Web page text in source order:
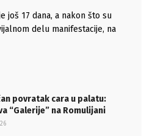
još 17 dana, a nakon što su
delu manifestacije, na
povratak cara u palatu:
“Galerije” na Romulijani